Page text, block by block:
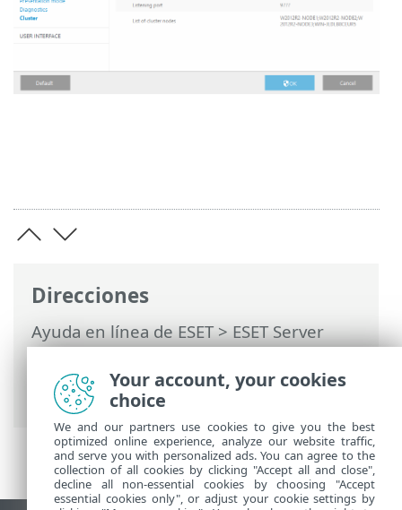
Direcciones
Ayuda en línea de ESET>ESET Server
Security>Configuración avanzada>
Configuración de las herramientas>
Clúster
Your account, your cookies
choice
We and our partners use cookies to give you the best
optimized online experience, analyze our website traffic,
and serve you with personalized ads. You can agree to the
collection of all cookies by clicking "Accept all and close",
decline all non-essential cookies by choosing "Accept
essential cookies only", or adjust your cookie settings by